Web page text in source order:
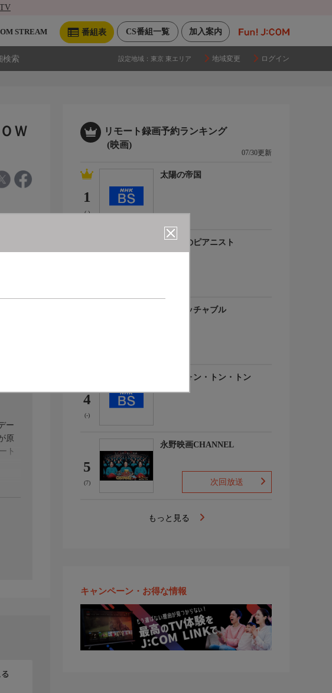
加入案内
CS番組一覧
番組表
STREAM
検索 設定地域： 東京 東エリア 地域変更 ログイン
Ｗ
ー
原
ト
田
リモート録画予約ランキング
(映画)
07/30更新
1
(-)
太陽の帝国
海の上のピアニスト
アンタッチャブル
4
(-)
名犬ウォン・トン・トン
5
(7)
永野映画CHANNEL
次回放送
もっと見る
キャンペーン・お得な情報